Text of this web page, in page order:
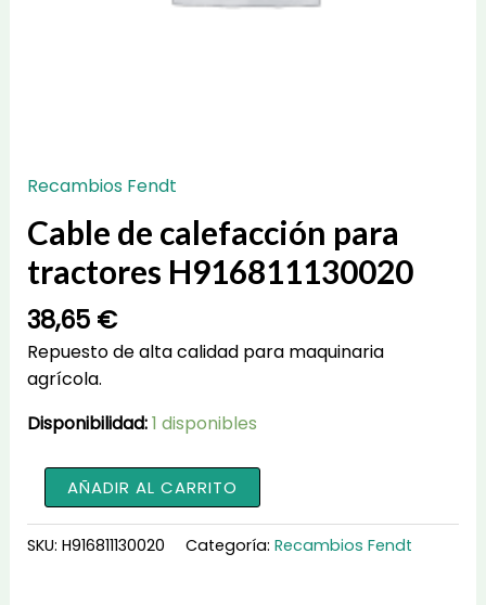
Recambios Fendt
Cable de calefacción para
tractores H916811130020
38,65 €
Repuesto de alta calidad para maquinaria
agrícola.
Disponibilidad:1 disponibles
Cable
de
calefacción
AÑADIR AL CARRITO
SKU: H916811130020 Categoría: Recambios Fendt